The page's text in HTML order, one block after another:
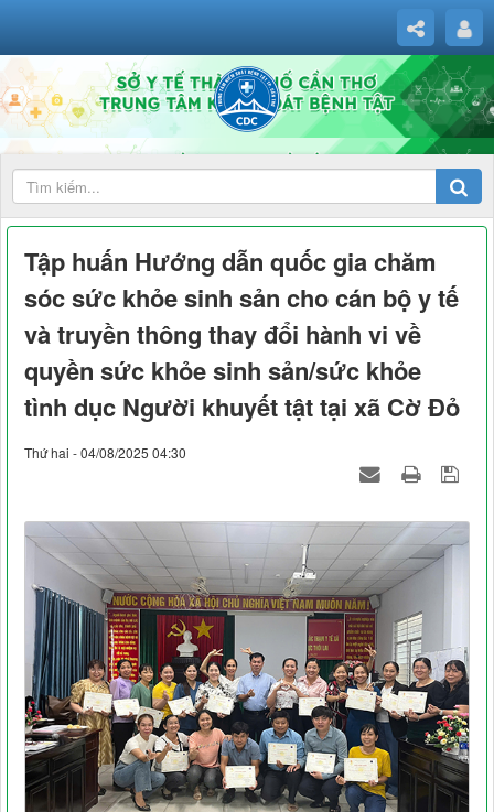
Tập huấn Hướng dẫn quốc gia chăm
sóc sức khỏe sinh sản cho cán bộ y tế
và truyền thông thay đổi hành vi về
quyền sức khỏe sinh sản/sức khỏe
tình dục Người khuyết tật tại xã Cờ Đỏ
Thứ hai - 04/08/2025 04:30